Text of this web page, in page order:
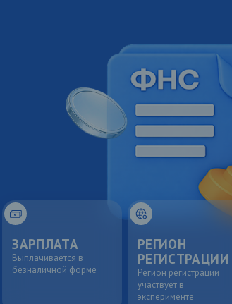
ЗАРПЛАТА
Выплачивается в
безналичной форме
РЕГИОН
РЕГИСТРАЦИИ
Регион регистрации
участвует в
эксперименте